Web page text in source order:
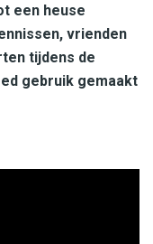
een heuse
vrienden
tijdens de
gebruik gemaakt